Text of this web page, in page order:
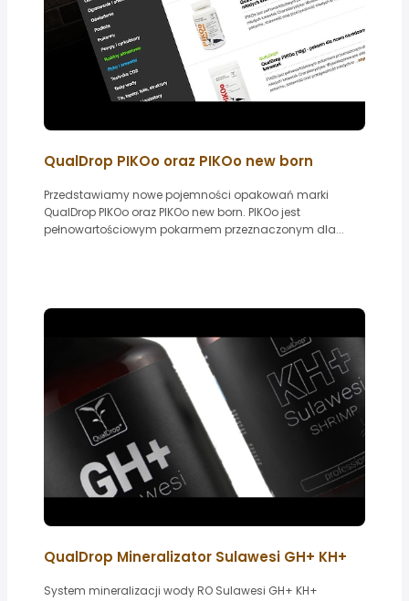
QualDrop PIKOo oraz PIKOo new born
Przedstawiamy nowe pojemności opakowań marki
QualDrop PIKOo oraz PIKOo new born. PIKOo jest
pełnowartościowym pokarmem przeznaczonym dla...
QualDrop Mineralizator Sulawesi GH+ KH+
System mineralizacji wody RO Sulawesi GH+ KH+